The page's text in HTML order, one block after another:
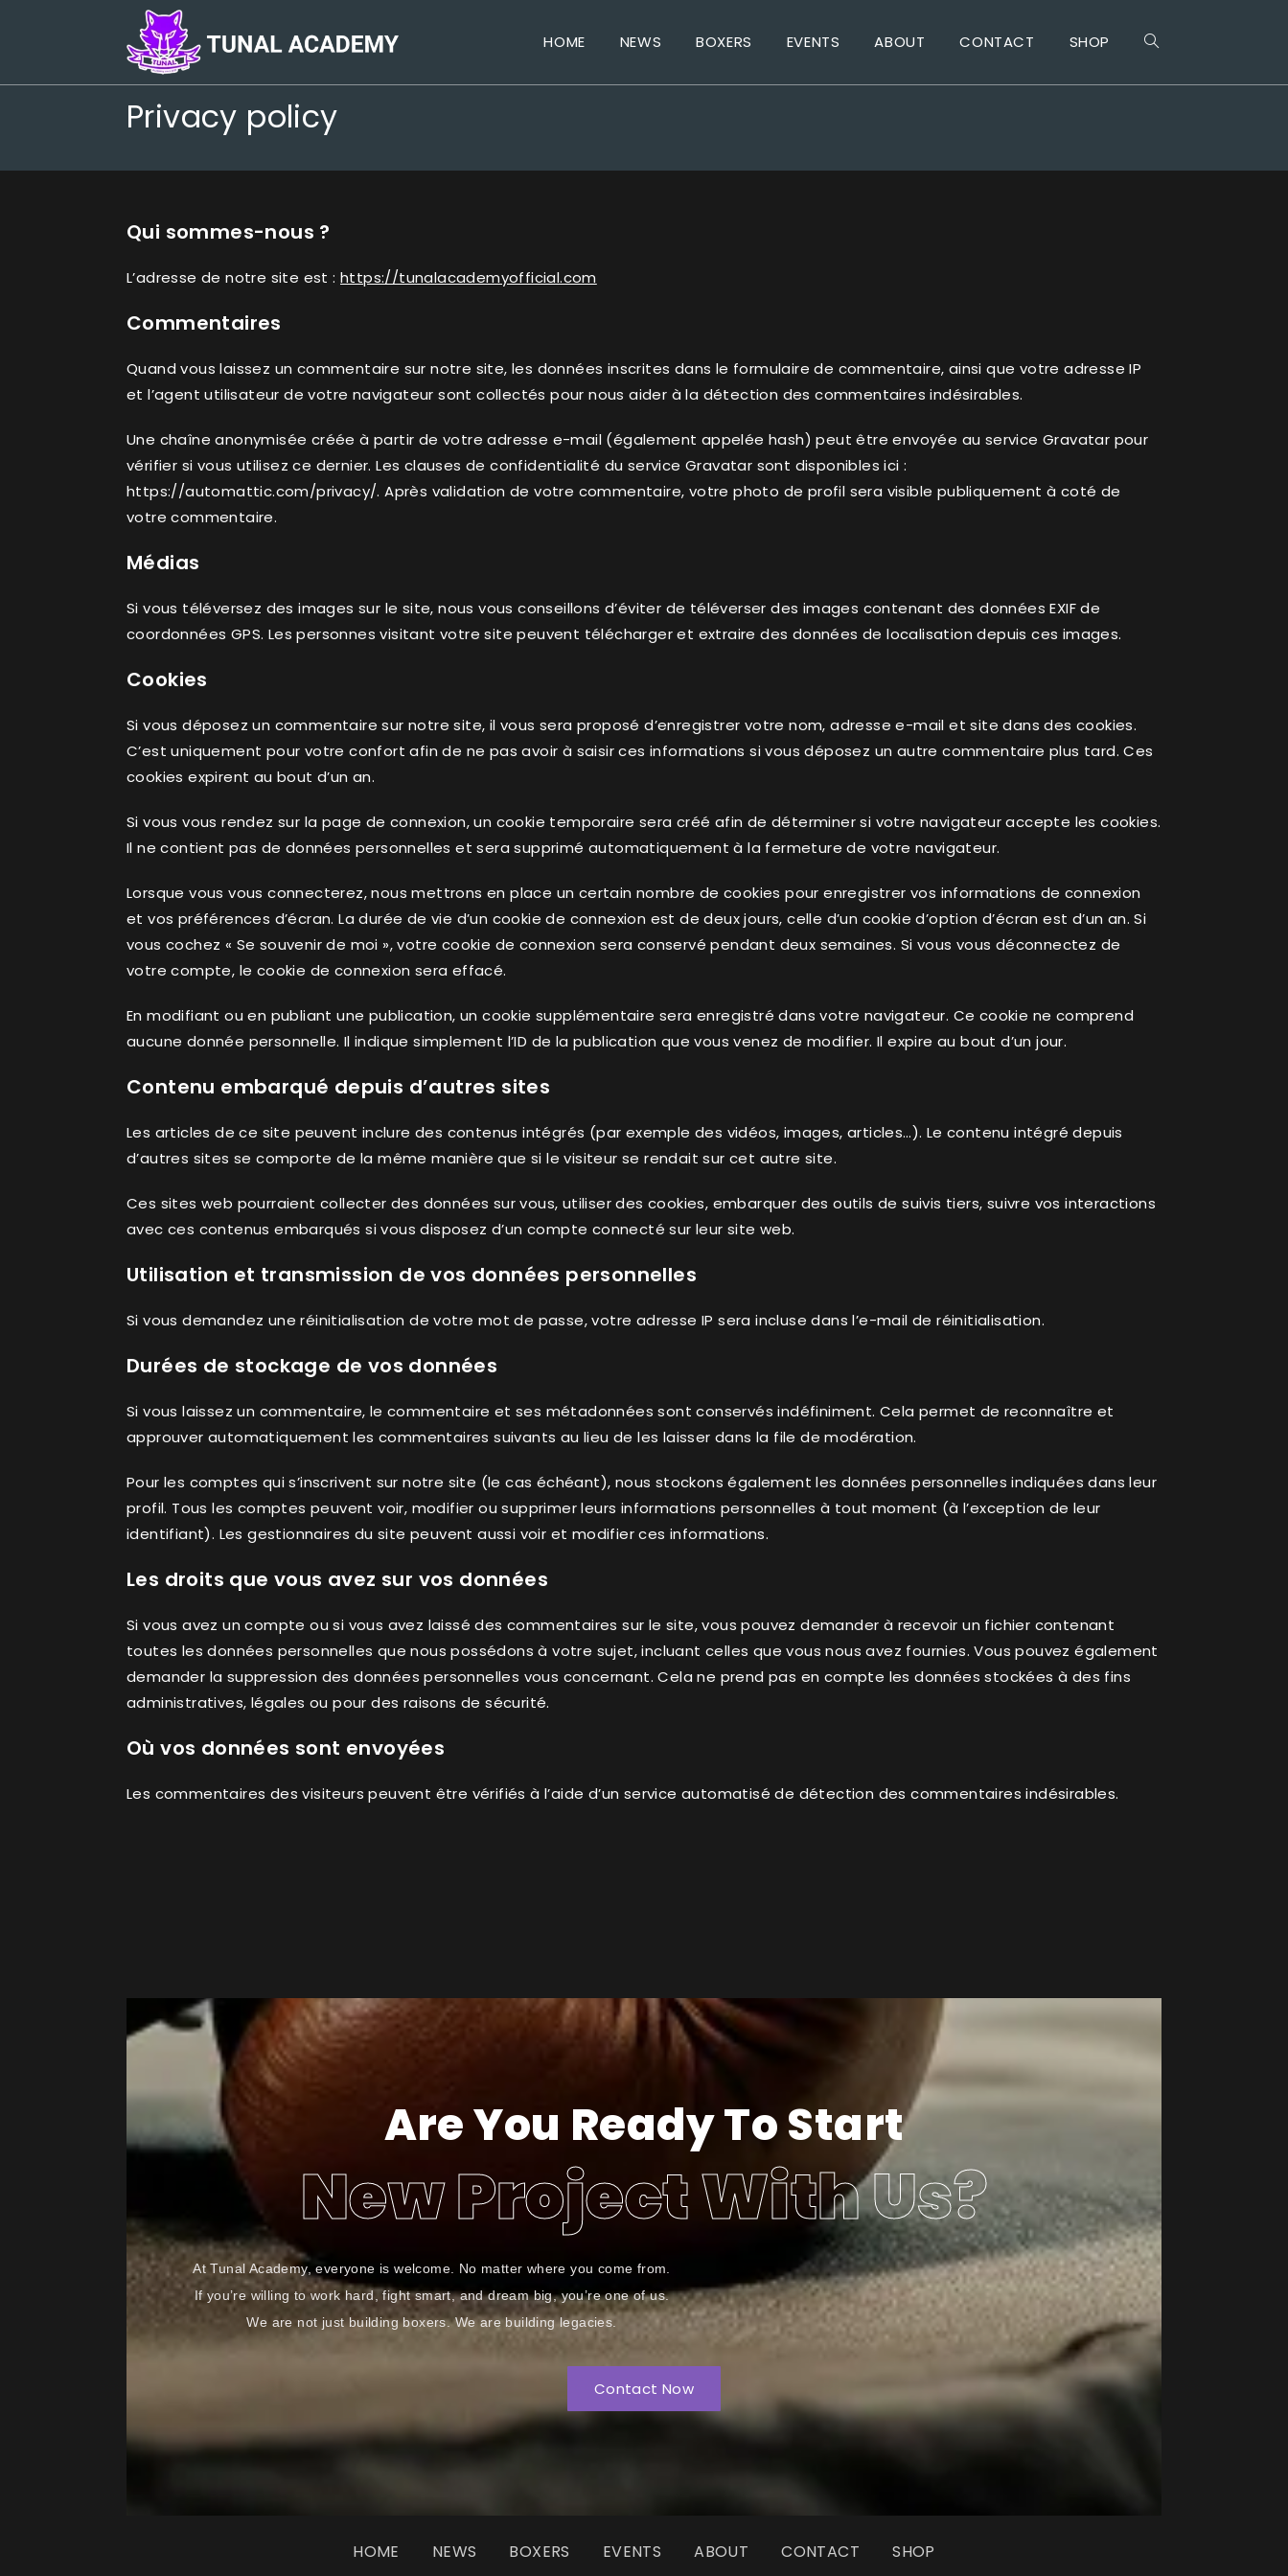
HOME NEWS BOXERS EVENTS ABOUT CONTACT SHOP
Privacy policy
Qui sommes-nous ?
L’adresse de notre site est : https://tunalacademyofficial.com
Commentaires
Quand vous laissez un commentaire sur notre site, les données inscrites dans le formulaire de commentaire, ainsi que votre adresse IP
et l’agent utilisateur de votre navigateur sont collectés pour nous aider à la détection des commentaires indésirables.
Une chaîne anonymisée créée à partir de votre adresse e-mail (également appelée hash) peut être envoyée au service Gravatar pour
vérifier si vous utilisez ce dernier. Les clauses de confidentialité du service Gravatar sont disponibles ici :
https://automattic.com/privacy/. Après validation de votre commentaire, votre photo de profil sera visible publiquement à coté de
votre commentaire.
Médias
Si vous téléversez des images sur le site, nous vous conseillons d’éviter de téléverser des images contenant des données EXIF de
coordonnées GPS. Les personnes visitant votre site peuvent télécharger et extraire des données de localisation depuis ces images.
Cookies
Si vous déposez un commentaire sur notre site, il vous sera proposé d’enregistrer votre nom, adresse e-mail et site dans des cookies.
C’est uniquement pour votre confort afin de ne pas avoir à saisir ces informations si vous déposez un autre commentaire plus tard. Ces
cookies expirent au bout d’un an.
Si vous vous rendez sur la page de connexion, un cookie temporaire sera créé afin de déterminer si votre navigateur accepte les cookies.
Il ne contient pas de données personnelles et sera supprimé automatiquement à la fermeture de votre navigateur.
Lorsque vous vous connecterez, nous mettrons en place un certain nombre de cookies pour enregistrer vos informations de connexion
et vos préférences d’écran. La durée de vie d’un cookie de connexion est de deux jours, celle d’un cookie d’option d’écran est d’un an. Si
vous cochez « Se souvenir de moi », votre cookie de connexion sera conservé pendant deux semaines. Si vous vous déconnectez de
votre compte, le cookie de connexion sera effacé.
En modifiant ou en publiant une publication, un cookie supplémentaire sera enregistré dans votre navigateur. Ce cookie ne comprend
aucune donnée personnelle. Il indique simplement l’ID de la publication que vous venez de modifier. Il expire au bout d’un jour.
Contenu embarqué depuis d’autres sites
Les articles de ce site peuvent inclure des contenus intégrés (par exemple des vidéos, images, articles…). Le contenu intégré depuis
d’autres sites se comporte de la même manière que si le visiteur se rendait sur cet autre site.
Ces sites web pourraient collecter des données sur vous, utiliser des cookies, embarquer des outils de suivis tiers, suivre vos interactions
avec ces contenus embarqués si vous disposez d’un compte connecté sur leur site web.
Utilisation et transmission de vos données personnelles
Si vous demandez une réinitialisation de votre mot de passe, votre adresse IP sera incluse dans l’e-mail de réinitialisation.
Durées de stockage de vos données
Si vous laissez un commentaire, le commentaire et ses métadonnées sont conservés indéfiniment. Cela permet de reconnaître et
approuver automatiquement les commentaires suivants au lieu de les laisser dans la file de modération.
Pour les comptes qui s’inscrivent sur notre site (le cas échéant), nous stockons également les données personnelles indiquées dans leur
profil. Tous les comptes peuvent voir, modifier ou supprimer leurs informations personnelles à tout moment (à l’exception de leur
identifiant). Les gestionnaires du site peuvent aussi voir et modifier ces informations.
Les droits que vous avez sur vos données
Si vous avez un compte ou si vous avez laissé des commentaires sur le site, vous pouvez demander à recevoir un fichier contenant
toutes les données personnelles que nous possédons à votre sujet, incluant celles que vous nous avez fournies. Vous pouvez également
demander la suppression des données personnelles vous concernant. Cela ne prend pas en compte les données stockées à des fins
administratives, légales ou pour des raisons de sécurité.
Où vos données sont envoyées
Les commentaires des visiteurs peuvent être vérifiés à l’aide d’un service automatisé de détection des commentaires indésirables.
Are You Ready To Start
New Project With Us?
At Tunal Academy, everyone is welcome. No matter where you come from.
If you’re willing to work hard, fight smart, and dream big, you’re one of us.
We are not just building boxers. We are building legacies.
Contact Now
HOME NEWS BOXERS EVENTS ABOUT CONTACT SHOP